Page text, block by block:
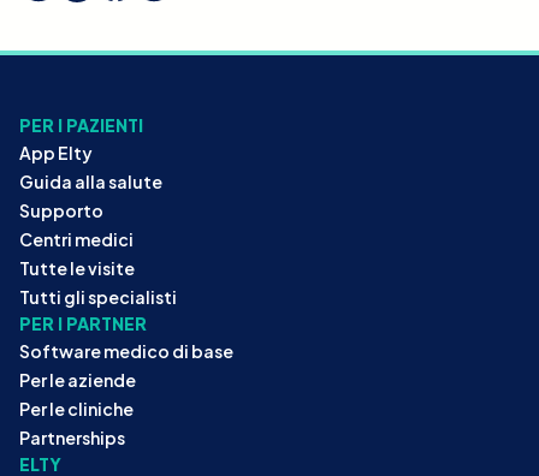
PER I PAZIENTI
App Elty
Guida alla salute
Supporto
Centri medici
Tutte le visite
Tutti gli specialisti
PER I PARTNER
Software medico di base
Per le aziende
Per le cliniche
Partnerships
ELTY